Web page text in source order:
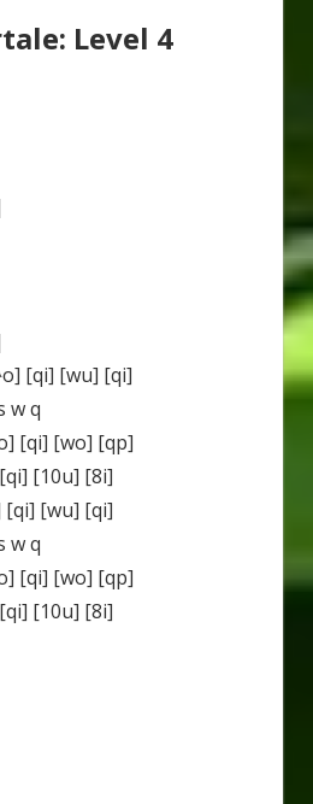
Level 4
[qi] [wu] [qi]
w q
[qi] [wo] [qp]
[10u] [8i]
[wu] [qi]
w q
[qi] [wo] [qp]
[10u] [8i]